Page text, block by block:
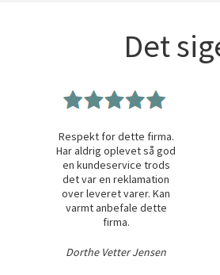
Det
Respekt for dette firma.
Har aldrig oplevet så god
en kundeservice trods
det var en reklamation
over leveret varer. Kan
varmt anbefale dette
firma.
Dorthe Vetter Jensen